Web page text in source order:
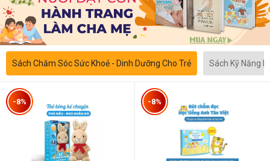
Sách Chăm Sóc Sức Khoẻ - Dinh Dưỡng Cho Trẻ Sách Kỹ Năng
-8% -8%